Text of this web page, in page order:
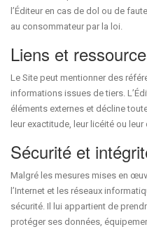
l’Éditeur en cas de dol ou de
au consommateur par la loi.
Liens et
Le Site peut mentionner des
informations issues de tiers.
éléments externes et décline
leur exactitude, leur licéité ou
Sécurité et
Malgré les mesures mises en
l’Internet et les réseaux
sécurité. Il lui appartient de
protéger ses données,